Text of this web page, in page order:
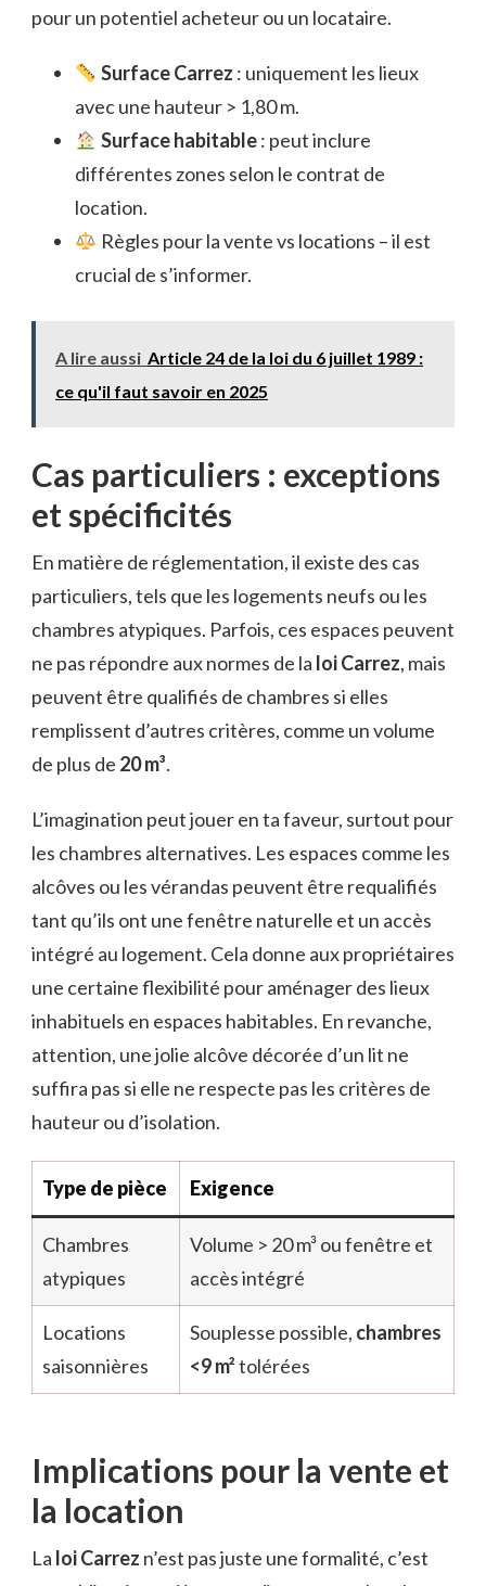
pour un potentiel acheteur ou un locataire.
Surface Carrez : uniquement les lieux
avec une hauteur > 1,80 m.
Surface habitable: peut inclure
différentes zones selon le contrat de
location.
Règles pour la vente vs locations – il est
crucial de s’informer.
A lire aussi Article 24 de la loi du 6 juillet 1989 :
ce qu'il faut savoir en 2025
Cas particuliers : exceptions
et spécificités
En matière de réglementation, il existe des cas
particuliers, tels que les logements neufs ou les
chambres atypiques. Parfois, ces espaces peuvent
ne pas répondre aux normes de la loi Carrez, mais
peuvent être qualifiés de chambres si elles
remplissent d’autres critères, comme un volume
de plus de 20 m³.
L’imagination peut jouer en ta faveur, surtout pour
les chambres alternatives. Les espaces comme les
alcôves ou les vérandas peuvent être requalifiés
tant qu’ils ont une fenêtre naturelle et un accès
intégré au logement. Cela donne aux propriétaires
une certaine flexibilité pour aménager des lieux
inhabituels en espaces habitables. En revanche,
attention, une jolie alcôve décorée d’un lit ne
suffira pas si elle ne respecte pas les critères de
hauteur ou d’isolation.
Type de pièce Exigence
Chambres
atypiques
Volume > 20 m³ ou fenêtre et
accès intégré
Locations
saisonnières
Souplesse possible, chambres
<9 m²tolérées
Implications pour la vente et
la location
La loi Carrez n’est pas juste une formalité, c’est